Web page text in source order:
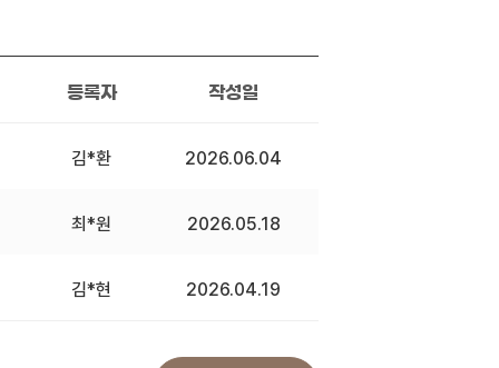
등록자 작성일
김*환 2026.06.04
최*원 2026.05.18
김*현 2026.04.19